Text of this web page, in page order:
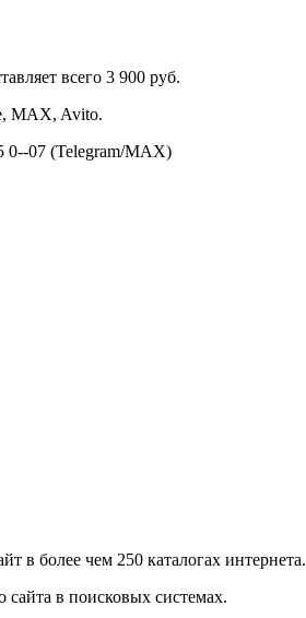
всего 3 900 руб.
MAX, Avito.
0--07 (Telegram/MAX)
в более чем 250 каталогах интернета.
в поисковых системах.